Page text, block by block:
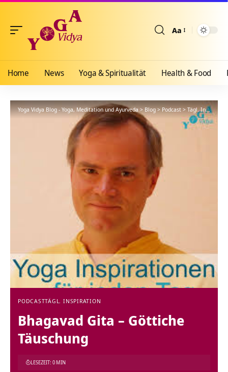
Aa
Home News Yoga & Spiritualität Health & Food
Yoga Vidya Blog - Yoga, Meditation und Ayurveda>Blog>Podcast>Tägl. Inspiration
PODCASTTÄGL. INSPIRATION
Bhagavad Gita – Göttiche
Täuschung
LESEZEIT: 0 MIN